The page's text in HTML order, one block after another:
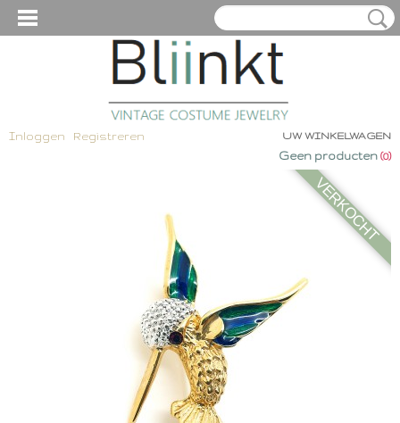
Inloggen Registreren UW WINKELWAGEN
Geen producten (0)
VERKOCHT